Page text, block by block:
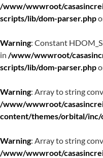
/www/wwwroot/
scripts/lib/dom-parser.php
Warning: Constant
in /www/wwwroot/
scripts/lib/dom-parser.php
Warning: Array to string
/www/wwwroot/
content/themes/orbital/
Warning: Array to string
/www/wwwroot/